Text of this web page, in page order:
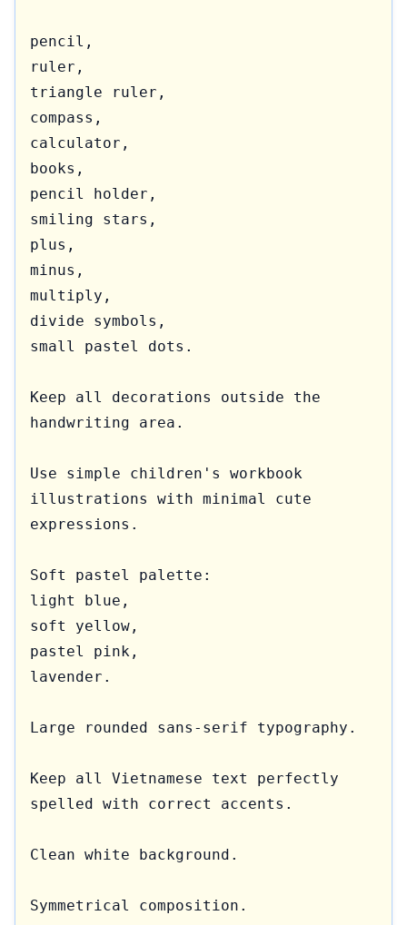
pencil,
ruler,
triangle ruler,
compass,
calculator,
books,
pencil holder,
smiling stars,
plus,
minus,
multiply,
divide symbols,
small pastel dots.
Keep all decorations outside the
handwriting area.
Use simple children's workbook
illustrations with minimal cute
expressions.
Soft pastel palette:
light blue,
soft yellow,
pastel pink,
lavender.
Large rounded sans-serif typography.
Keep all Vietnamese text perfectly
spelled with correct accents.
Clean white background.
Symmetrical composition.